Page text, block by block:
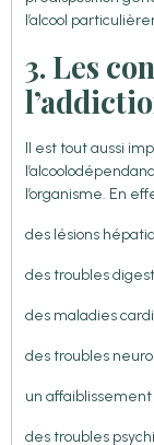
l’alcool
3. Les
Il est tout aussi
l’organisme. En
des lésions
des troubles
des maladies
des troubles
un
des troubles